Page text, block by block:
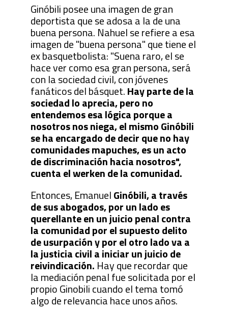
Ginóbili posee una imagen de gran
deportista que se adosa a la de una
buena persona. Nahuel se refiere a esa
imagen de "buena persona" que tiene el
ex basquetbolista: "Suena raro, el se
hace ver como esa gran persona, será
con la sociedad civil, con jóvenes
fanáticos del básquet.Hay parte de la
sociedad lo aprecia, pero no
entendemos esa lógica porque a
nosotros nos niega, el mismo Ginóbili
se ha encargado de decir que no hay
comunidades mapuches, es un acto
de discriminación hacia nosotros",
cuenta el werken de la comunidad.
Entonces, EmanuelGinóbili, a través
de sus abogados, por un lado es
querellante en un juicio penal contra
la comunidad por el supuesto delito
de usurpación y por el otro lado va a
la justicia civil a iniciar un juicio de
reivindicación. Hay que recordar que
la mediación penal fue solicitada por el
propio Ginobili cuando el tema tomó
algo de relevancia hace unos años.